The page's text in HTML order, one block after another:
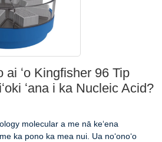
ai ʻo Kingfisher 96 Tip
ʻana i ka Nucleic Acid?
molecular a me nā keʻena
ka pono ka mea nui. Ua noʻonoʻo